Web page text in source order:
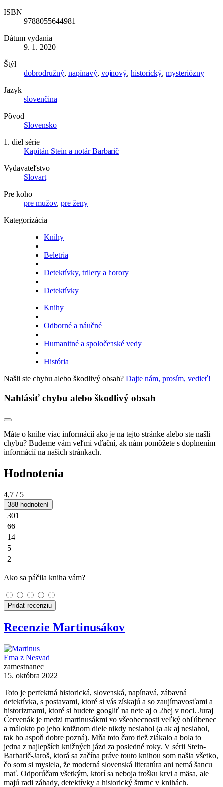
ISBN
9788055644981
Dátum vydania
9. 1. 2020
Štýl
dobrodružný, napínavý, vojnový, historický, mysteriózny
Jazyk
slovenčina
Pôvod
Slovensko
1. diel série
Kapitán Stein a notár Barbarič
Vydavateľstvo
Slovart
Pre koho
pre mužov, pre ženy
Kategorizácia
Knihy
Beletria
Detektívky, trilery a horory
Detektívky
Knihy
Odborné a náučné
Humanitné a spoločenské vedy
História
Našli ste chybu alebo škodlivý obsah? Dajte nám, prosím, vedieť!
Nahlásiť chybu alebo škodlivý obsah
Máte o knihe viac informácií ako je na tejto stránke alebo ste našli
chybu? Budeme vám veľmi vďační, ak nám pomôžete s doplnením
informácií na našich stránkach.
Hodnotenia
4,7 / 5
388 hodnotení
301
66
14
5
2
Ako sa páčila kniha vám?
Pridať recenziu
Recenzie Martinusákov
Ema z Nesvad
zamestnanec
15. októbra 2022
Toto je perfektná historická, slovenská, napínavá, zábavná
detektívka, s postavami, ktoré si vás získajú a so zaujímavosťami a
historizmami, ktoré si budete googliť na nete aj o 2hej v noci. Juraj
Červenák je medzi martinusákmi vo všeobecnosti veľký obľúbenec
a málokto po jeho knižnom diele nikdy nesiahol (a ak aj nesiahol,
tak ho aspoň dobre pozná). Mňa toto čaro tiež zlákalo a bola to
jedna z najlepších knižných jázd za posledné roky. V sérii Stein-
Barbarič-Jaroš, ktorá sa začína práve touto knihou som našla všetko,
čo som si myslela, že moderná slovenská literatúra ani nemá šancu
mať. Odporúčam všetkým, ktorí sa neboja trošku krvi a mäsa, ale
majú radi záhady, detektívky a historický šmrnc v knihách.